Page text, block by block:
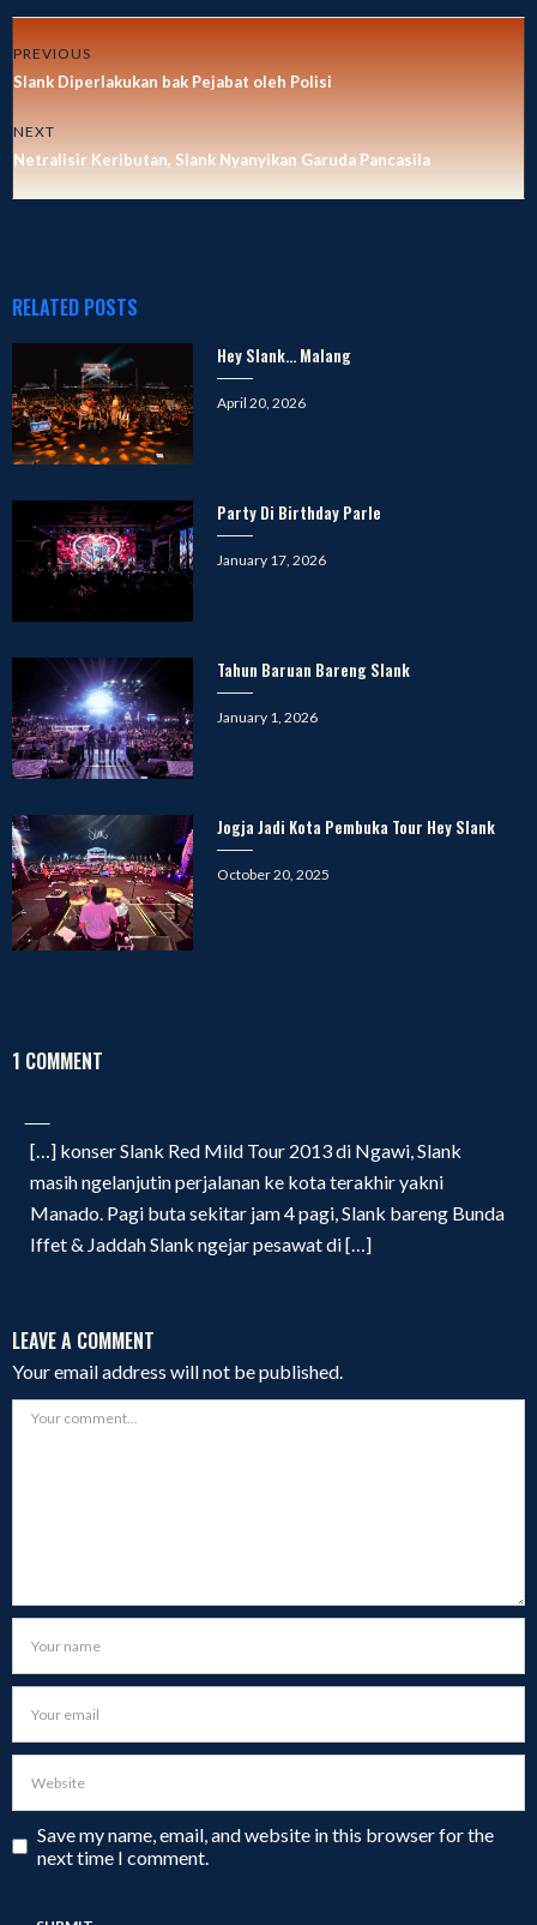
PREVIOUS
Slank Diperlakukan bak Pejabat oleh Polisi
NEXT
Netralisir Keributan, Slank Nyanyikan Garuda Pancasila
RELATED POSTS
Hey Slank… Malang
Posted
April 20, 2026
Party Di Birthday Parle
Posted
January 17, 2026
Tahun Baruan Bareng Slank
Posted
January 1, 2026
Jogja Jadi Kota Pembuka Tour Hey Slank
Posted
October 20, 2025
1 COMMENT
[…] konser Slank Red Mild Tour 2013 di Ngawi, Slank
masih ngelanjutin perjalanan ke kota terakhir yakni
Manado. Pagi buta sekitar jam 4 pagi, Slank bareng Bunda
Iffet & Jaddah Slank ngejar pesawat di […]
LEAVE A COMMENT
Your email address will not be published.
Save my name, email, and website in this browser for the
next time I comment.